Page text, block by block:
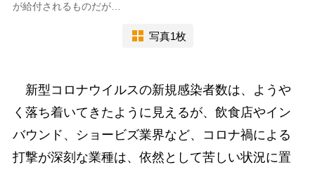
が給付されるものだが…
写真1枚
新型コロナウイルスの新規感染者数は、ようや
く落ち着いてきたように見えるが、飲食店やイン
バウンド、ショービズ業界など、コロナ禍による
打撃が深刻な業種は、依然として苦しい状況に置